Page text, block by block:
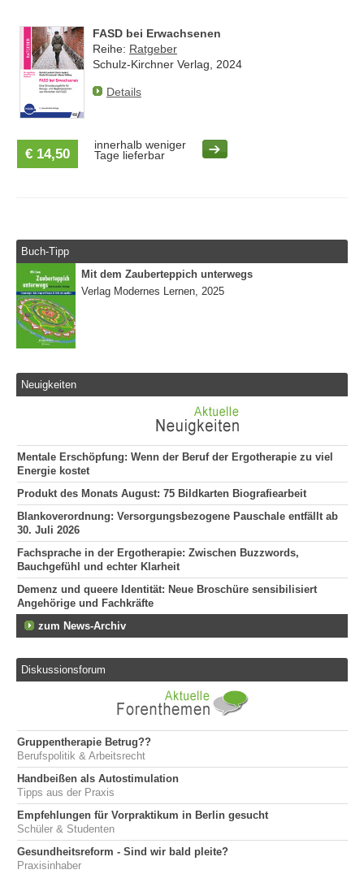
FASD bei Erwachsenen
Reihe: Ratgeber
Schulz-Kirchner Verlag, 2024
Details
€ 14,50
innerhalb weniger
Tage lieferbar
Buch-Tipp
Mit dem Zauberteppich unterwegs
Verlag Modernes Lernen, 2025
Neuigkeiten
Mentale Erschöpfung: Wenn der Beruf der Ergotherapie zu viel
Energie kostet
Produkt des Monats August: 75 Bildkarten Biografiearbeit
Blankoverordnung: Versorgungsbezogene Pauschale entfällt ab
30. Juli 2026
Fachsprache in der Ergotherapie: Zwischen Buzzwords,
Bauchgefühl und echter Klarheit
Demenz und queere Identität: Neue Broschüre sensibilisiert
Angehörige und Fachkräfte
zum News-Archiv
Diskussionsforum
Gruppentherapie Betrug??
Berufspolitik & Arbeitsrecht
Handbeißen als Autostimulation
Tipps aus der Praxis
Empfehlungen für Vorpraktikum in Berlin gesucht
Schüler & Studenten
Gesundheitsreform - Sind wir bald pleite?
Praxisinhaber